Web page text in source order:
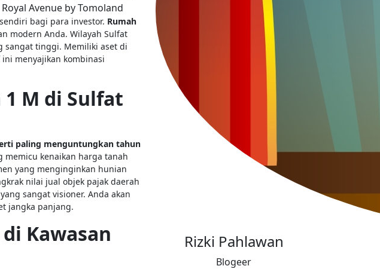
Avenue by Tomoland
bagi para investor. Rumah
modern Anda. Wilayah Sulfat
tinggi. Memiliki aset di
menyajikan kombinasi
M di Sulfat
paling menguntungkan tahun
memicu kenaikan harga tanah
yang menginginkan hunian
nilai jual objek pajak daerah
sangat visioner. Anda akan
jangka panjang.
Kawasan
Rizki Pahlawan
Blogeer